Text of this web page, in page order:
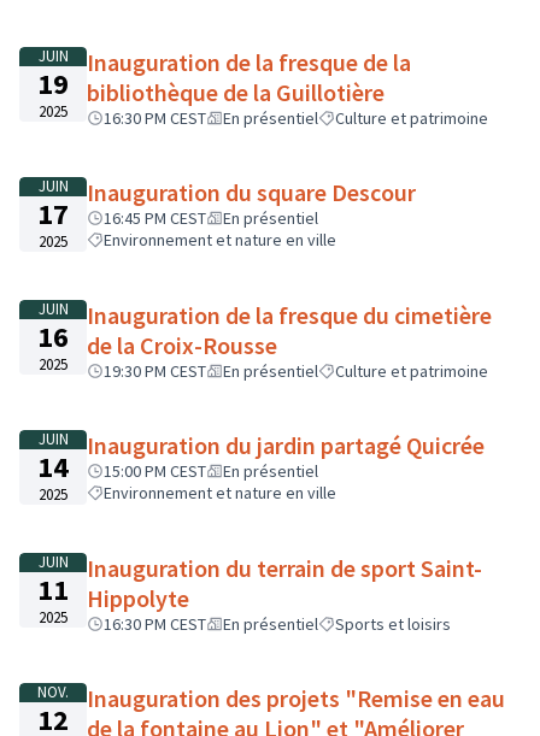
JUIN
19
2025
Inauguration de la fresque de la
bibliothèque de la Guillotière
16:30 PM CEST En présentiel Culture et patrimoine
JUIN
17
2025
Inauguration du square Descour
16:45 PM CEST
En présentiel
Environnement et nature en ville
JUIN
16
2025
Inauguration de la fresque du cimetière
de la Croix-Rousse
19:30 PM CEST En présentiel Culture et patrimoine
JUIN
14
2025
Inauguration du jardin partagé Quicrée
15:00 PM CEST
En présentiel
Environnement et nature en ville
JUIN
11
2025
Inauguration du terrain de sport Saint-
Hippolyte
16:30 PM CEST En présentiel Sports et loisirs
NOV.
12
Inauguration des projets "Remise en eau
de la fontaine au Lion" et "Améliorer